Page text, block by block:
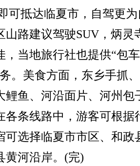
可抵达临夏市，自驾更为
山路建议驾驶SUV，炳灵
，当地旅行社也提供“包
。美食方面，东乡手抓
鲤鱼、河沿面片、河州包
各条线路中，游客可根据
可选择临夏市市区、和政
黄河沿岸。(完)